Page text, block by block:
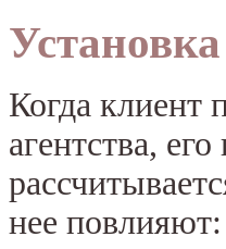
Когда клиент
агентства,
нее повлияют: